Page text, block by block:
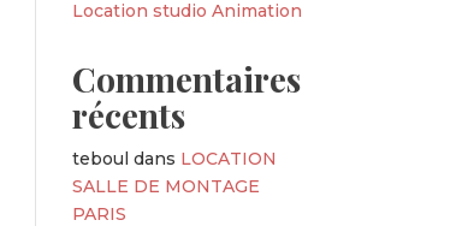
Location studio Animation
Commentaires
récents
teboul dans LOCATION
SALLE DE MONTAGE
PARIS